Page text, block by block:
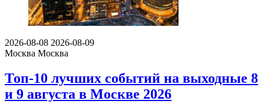
2026-08-08 2026-08-09
Москва Москва
Топ-10 лучших событий на выходные 8
и 9 августа в Москве 2026